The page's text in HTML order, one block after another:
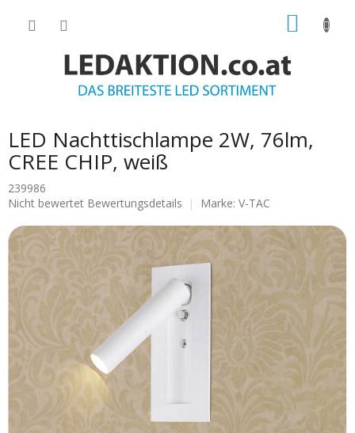
LED Nachttischlampe 2W, 76lm,
CREE CHIP, weiß
239986
Die
Produktbewertung
ist
0.0
von
5
Sternen.
Nicht bewertet Bewertungsdetails Marke: V-TAC